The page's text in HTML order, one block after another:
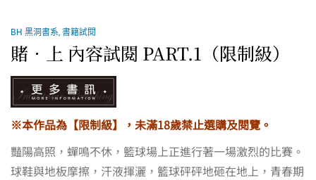
BH 黑洞書系 書籍試閱
賭．上 內容試閱 PART.1（限制級）
※本作品為【限制級】，未滿18歲禁止選購及閱覽。
豔陽高照，蟬鳴不休，籃球場上正進行著一場激烈的比賽。
球鞋與地板摩擦，汗液揮灑，籃球砰砰地砸在地上，青春期